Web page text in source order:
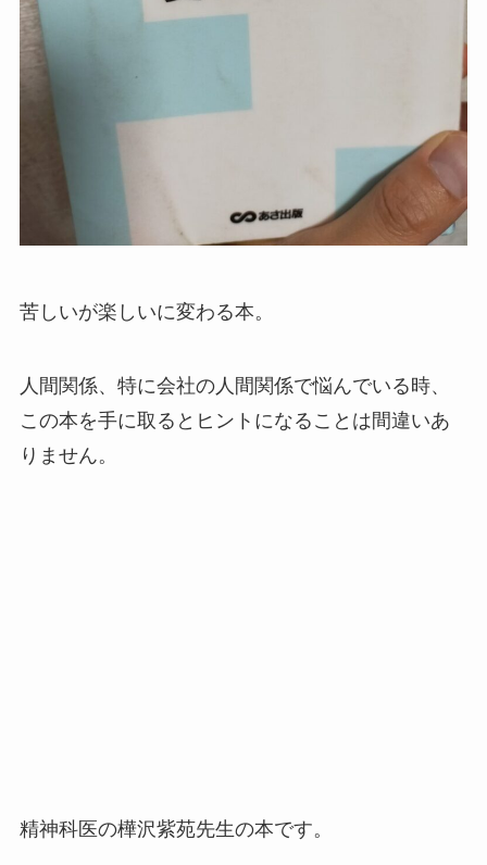
苦しいが楽しいに変わる本。
人間関係、特に会社の人間関係で悩んでいる時、
この本を手に取るとヒントになることは間違いあ
りません。
精神科医の樺沢紫苑先生の本です。